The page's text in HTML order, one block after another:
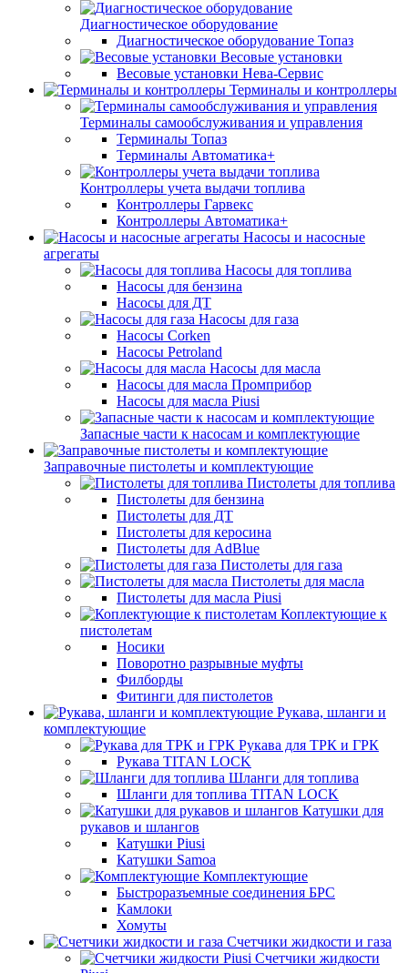
Диагностическое оборудование
Диагностическое оборудование Топаз
Весовые установки
Весовые установки Нева-Сервис
Терминалы и контроллеры
Терминалы самообслуживания и управления
Терминалы Топаз
Терминалы Автоматика+
Контроллеры учета выдачи топлива
Контроллеры Гарвекс
Контроллеры Автоматика+
Насосы и насосные
агрегаты
Насосы для топлива
Насосы для бензина
Насосы для ДТ
Насосы для газа
Насосы Corken
Насосы Petroland
Насосы для масла
Насосы для масла Промприбор
Насосы для масла Piusi
Запасные части к насосам и комплектующие
Заправочные пистолеты и комплектующие
Пистолеты для топлива
Пистолеты для бензина
Пистолеты для ДТ
Пистолеты для керосина
Пистолеты для AdBlue
Пистолеты для газа
Пистолеты для масла
Пистолеты для масла Piusi
Коплектующие к
пистолетам
Носики
Поворотно разрывные муфты
Филборды
Фитинги для пистолетов
Рукава, шланги и
комплектующие
Рукава для ТРК и ГРК
Рукава TITAN LOCK
Шланги для топлива
Шланги для топлива TITAN LOCK
Катушки для
рукавов и шлангов
Катушки Piusi
Катушки Samoa
Комплектующие
Быстроразъемные соединения БРС
Камлоки
Хомуты
Счетчики жидкости и газа
Счетчики жидкости